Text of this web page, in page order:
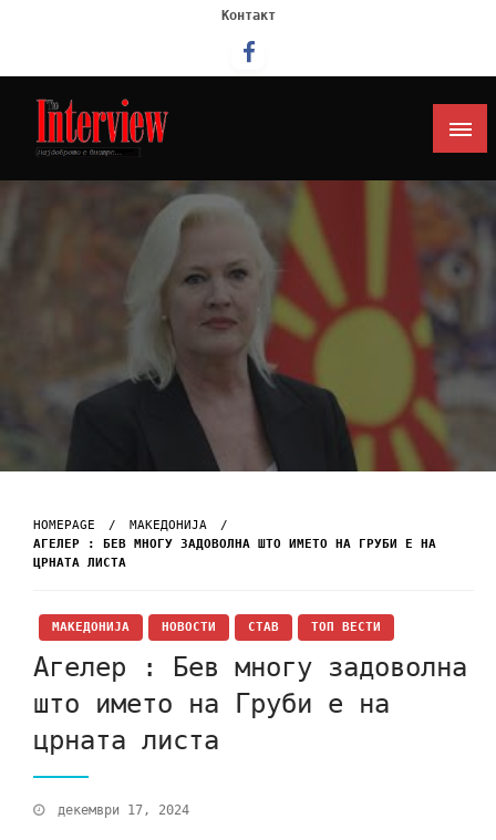
Контакт
Интервју
HOMEPAGE
МАКЕДОНИЈА
АГЕЛЕР : БЕВ МНОГУ ЗАДОВОЛНА ШТО ИМЕТО НА ГРУБИ Е НА
ЦРНАТА ЛИСТА
МАКЕДОНИЈА НОВОСТИ СТАВ ТОП ВЕСТИ
Агелер : Бев многу задоволна
што името на Груби е на
црната листа
декември 17, 2024